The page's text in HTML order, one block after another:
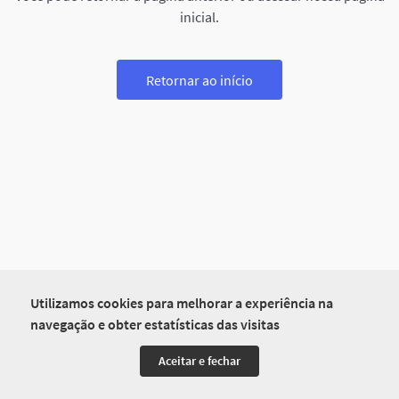
Utilizamos cookies para melhorar a experiência na
navegação e obter estatísticas das visitas
Aceitar e fechar
inicial.
Retornar ao início